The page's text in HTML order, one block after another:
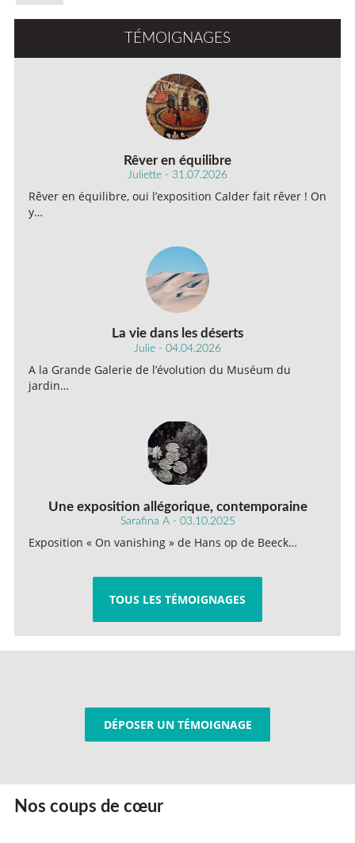
TÉMOIGNAGES
Rêver en équilibre
Juliette - 31.07.2026
Rêver en équilibre, oui l’exposition Calder fait rêver ! On
y…
La vie dans les déserts
Julie - 04.04.2026
A la Grande Galerie de l’évolution du Muséum du
jardin…
Une exposition allégorique, contemporaine
Sarafina A - 03.10.2025
Exposition « On vanishing » de Hans op de Beeck…
TOUS LES TÉMOIGNAGES
DÉPOSER UN TÉMOIGNAGE
Nos coups de cœur